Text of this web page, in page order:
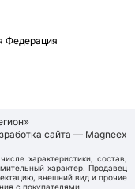
Федерация
сайта — Magneex
характеристики, состав,
характер. Продавец
внешний вид и прочие
с покупателями.